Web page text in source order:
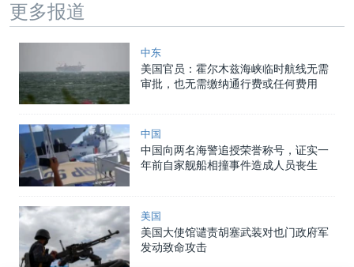
更多报道
中东
美国官员：霍尔木兹海峡临时航线无需
审批，也无需缴纳通行费或任何费用
中国
中国向两名海警追授荣誉称号，证实一
年前自家舰船相撞事件造成人员丧生
美国
美国大使馆谴责胡塞武装对也门政府军
发动致命攻击